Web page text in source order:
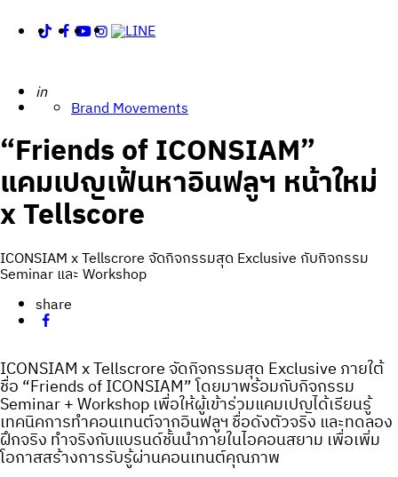
Posted
in
Brand Movements
“Friends of ICONSIAM”
แคมเปญเฟ้นหาอินฟลูฯ หน้าใหม่
x Tellscore
ICONSIAM x Tellscrore จัดกิจกรรมสุด Exclusive กับกิจกรรม
Seminar และ Workshop
share
ICONSIAM x Tellscrore จัดกิจกรรมสุด Exclusive ภายใต้
ชื่อ “Friends of ICONSIAM” โดยมาพร้อมกับกิจกรรม
Seminar + Workshop เพื่อให้ผู้เข้าร่วมแคมเปญได้เรียนรู้
เทคนิคการทำคอนเทนต์จากอินฟลูฯ ชื่อดังตัวจริง และทดลอง
ฝึกจริง ทำจริงกับแบรนด์ชั้นนำภายในไอคอนสยาม เพื่อเพิ่ม
โอกาสสร้างการรับรู้ผ่านคอนเทนต์คุณภาพ